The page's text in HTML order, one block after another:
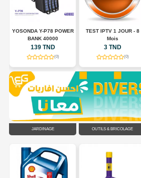
YOSONDA Y-P78 POWER
BANK 40000
139 TND
(0)
TEST IPTV 1 JOUR - 8
Mois
3 TND
(0)
JARDINAGE OUTILS & BRICOLAGE